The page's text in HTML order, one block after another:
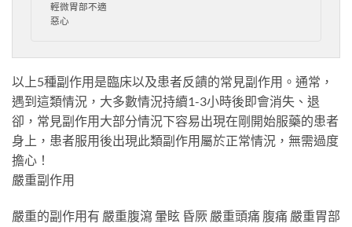
輕微胃部不適
惡心
以上5種副作用是臨床以及患者反饋的常見副作用。通常，
遇到這類情況，大多數情況持續1-3小時後即會消失、退
卻，常見副作用大部分情況下容易出現在剛開始服藥的患者
身上，患者服用後出現此類副作用屬於正常情況，無需過度
擔心！
嚴重副作用
嚴重的副作用有 嚴重腹瀉 暈眩 昏厥 嚴重頭痛 腹痛 嚴重胃部